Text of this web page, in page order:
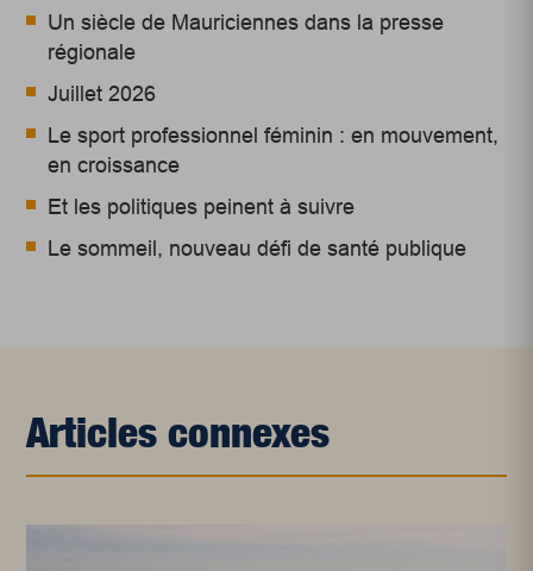
Un siècle de Mauriciennes dans la presse
régionale
Juillet 2026
Le sport professionnel féminin : en mouvement,
en croissance
Et les politiques peinent à suivre
Le sommeil, nouveau défi de santé publique
Articles connexes